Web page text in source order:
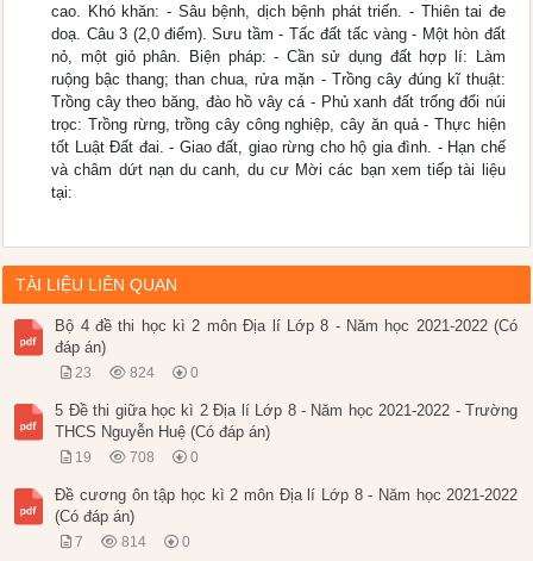
cao. Khó khăn: - Sâu bệnh, dịch bệnh phát triến. - Thiên tai đe
doạ. Câu 3 (2,0 điểm). Sưu tầm - Tấc đất tấc vàng - Một hòn đất
nỏ, một giỏ phân. Biện pháp: - Cần sử dụng đất hợp lí: Làm
ruộng bậc thang; than chua, rửa mặn - Trồng cây đúng kĩ thuật:
Trồng cây theo băng, đào hồ vây cá - Phủ xanh đất trống đổi núi
trọc: Trồng rừng, trồng cây công nghiệp, cây ăn quả - Thực hiện
tốt Luật Đất đai. - Giao đất, giao rừng cho hộ gia đình. - Hạn chế
và châm dứt nạn du canh, du cư Mời các bạn xem tiếp tài liệu
tại:
TÀI LIỆU LIÊN QUAN
Bộ 4 đề thi học kì 2 môn Địa lí Lớp 8 - Năm học 2021-2022 (Có
đáp án)
23 824 0
5 Đề thi giữa học kì 2 Địa lí Lớp 8 - Năm học 2021-2022 - Trường
THCS Nguyễn Huệ (Có đáp án)
19 708 0
Đề cương ôn tập học kì 2 môn Địa lí Lớp 8 - Năm học 2021-2022
(Có đáp án)
7 814 0